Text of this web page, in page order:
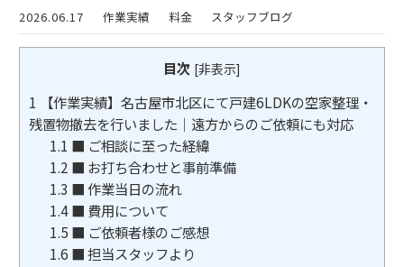
2026.06.17 作業実績 料金 スタッフブログ
目次 [非表示]
1 【作業実績】名古屋市北区にて戸建6LDKの空家整理・
残置物撤去を行いました｜遠方からのご依頼にも対応
1.1 ■ ご相談に至った経緯
1.2 ■ お打ち合わせと事前準備
1.3 ■ 作業当日の流れ
1.4■ 費用について
1.5 ■ ご依頼者様のご感想
1.6 ■ 担当スタッフより